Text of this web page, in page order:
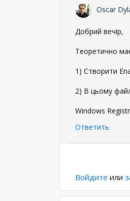
Oscar
Добрий вечір,
Теоретично
1) Створити
2) В цьому
Windows
Ответить
Войдите или